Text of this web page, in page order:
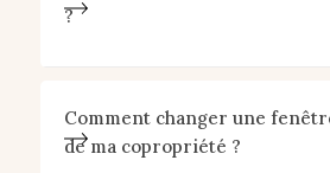
?
Comment changer une
de ma copropriété ?